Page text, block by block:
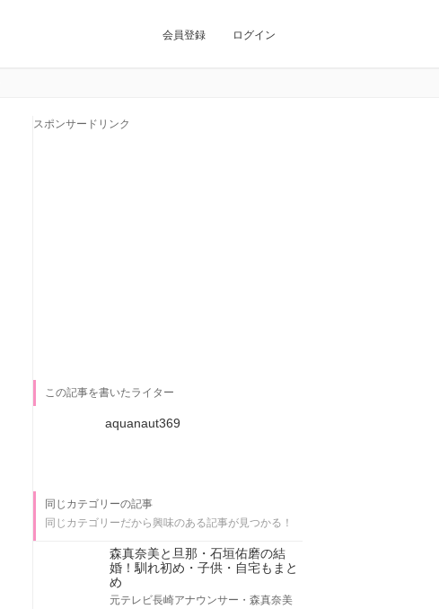
会員登録 ログイン
スポンサードリンク
この記事を書いたライター
aquanaut369
同じカテゴリーの記事
同じカテゴリーだから興味のある記事が見つかる！
森真奈美と旦那・石垣佑磨の結
婚！馴れ初め・子供・自宅もまと
め
元テレビ長崎アナウンサー・森真奈美